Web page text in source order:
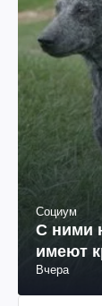
Социум
С ними
имеют
Вчера